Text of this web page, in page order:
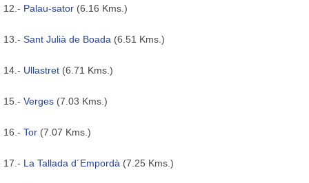
12.- Palau-sator (6.16 Kms.)
13.- Sant Julià de Boada (6.51 Kms.)
14.- Ullastret (6.71 Kms.)
15.- Verges (7.03 Kms.)
16.- Tor (7.07 Kms.)
17.- La Tallada d´Empordà (7.25 Kms.)